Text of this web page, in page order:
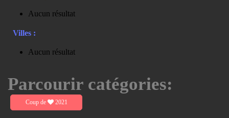
Aucun résultat
Villes :
Aucun résultat
Parcourir catégories:
Coup de 2021